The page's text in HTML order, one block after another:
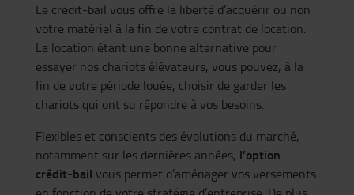
Le crédit-bail vous offre la liberté d’acquérir ou non
votre matériel à la fin de votre contrat de location.
La location étant une bonne alternative pour
essayer nos chariots élévateurs, vous pouvez, à la
fin de votre période louée, choisir de garder les
chariots qui ont su répondre à vos besoins.
Flexibles et conscients des évolutions du marché,
notamment sur les dernières années, l’option
crédit-bail vous permet d’aménager vos versements